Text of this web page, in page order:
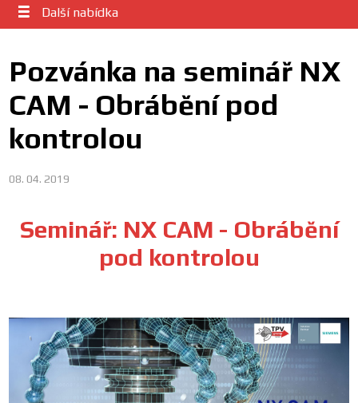
Další nabídka
Pozvánka na seminář NX
CAM - Obrábění pod
kontrolou
08. 04. 2019
Seminář: NX CAM - Obrábění
pod kontrolou